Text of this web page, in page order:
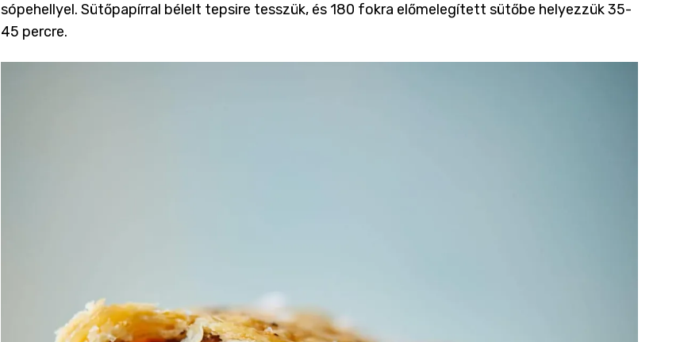
sópehellyel. Sütőpapírral bélelt tepsire tesszük, és 180 fokra előmelegített sütőbe helyezzük 35-
45 percre.